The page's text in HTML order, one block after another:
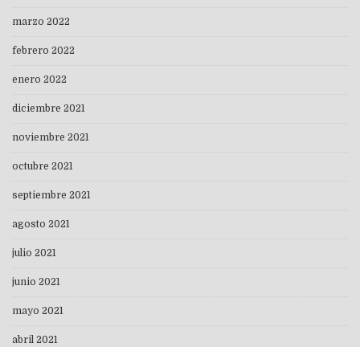
marzo 2022
febrero 2022
enero 2022
diciembre 2021
noviembre 2021
octubre 2021
septiembre 2021
agosto 2021
julio 2021
junio 2021
mayo 2021
abril 2021